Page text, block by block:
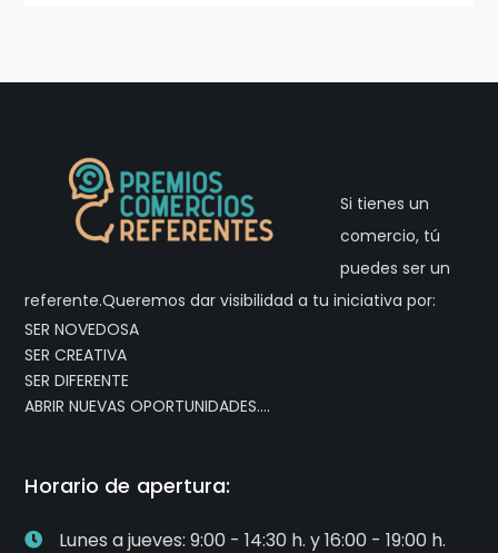
Si tienes un
comercio, tú
puedes ser un
referente.Queremos dar visibilidad a tu iniciativa por:
SER NOVEDOSA
SER CREATIVA
SER DIFERENTE
ABRIR NUEVAS OPORTUNIDADES….
Horario de apertura:
Lunes a jueves: 9:00 - 14:30 h. y 16:00 - 19:00 h.